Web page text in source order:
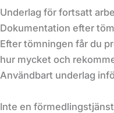
Underlag för fortsatt
Dokumentation efter
Efter tömningen får du
hur mycket och
Användbart underlag
Inte en förmedlingstjänst